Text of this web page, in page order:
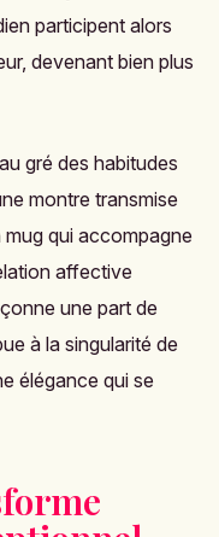
participent alors
devenant bien plus
gré des habitudes
montre transmise
qui accompagne
affective
une part de
à la singularité de
élégance qui se